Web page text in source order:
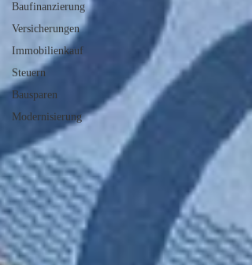
Baufinanzierung
Versicherungen
Immobilienkauf
Steuern
Bausparen
Modernisierung